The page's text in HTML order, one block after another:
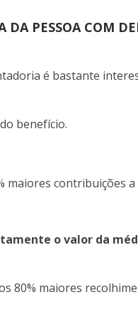
PESSOA COM
é bastante
benefício.
maiores contribuições
o valor da
80% maiores